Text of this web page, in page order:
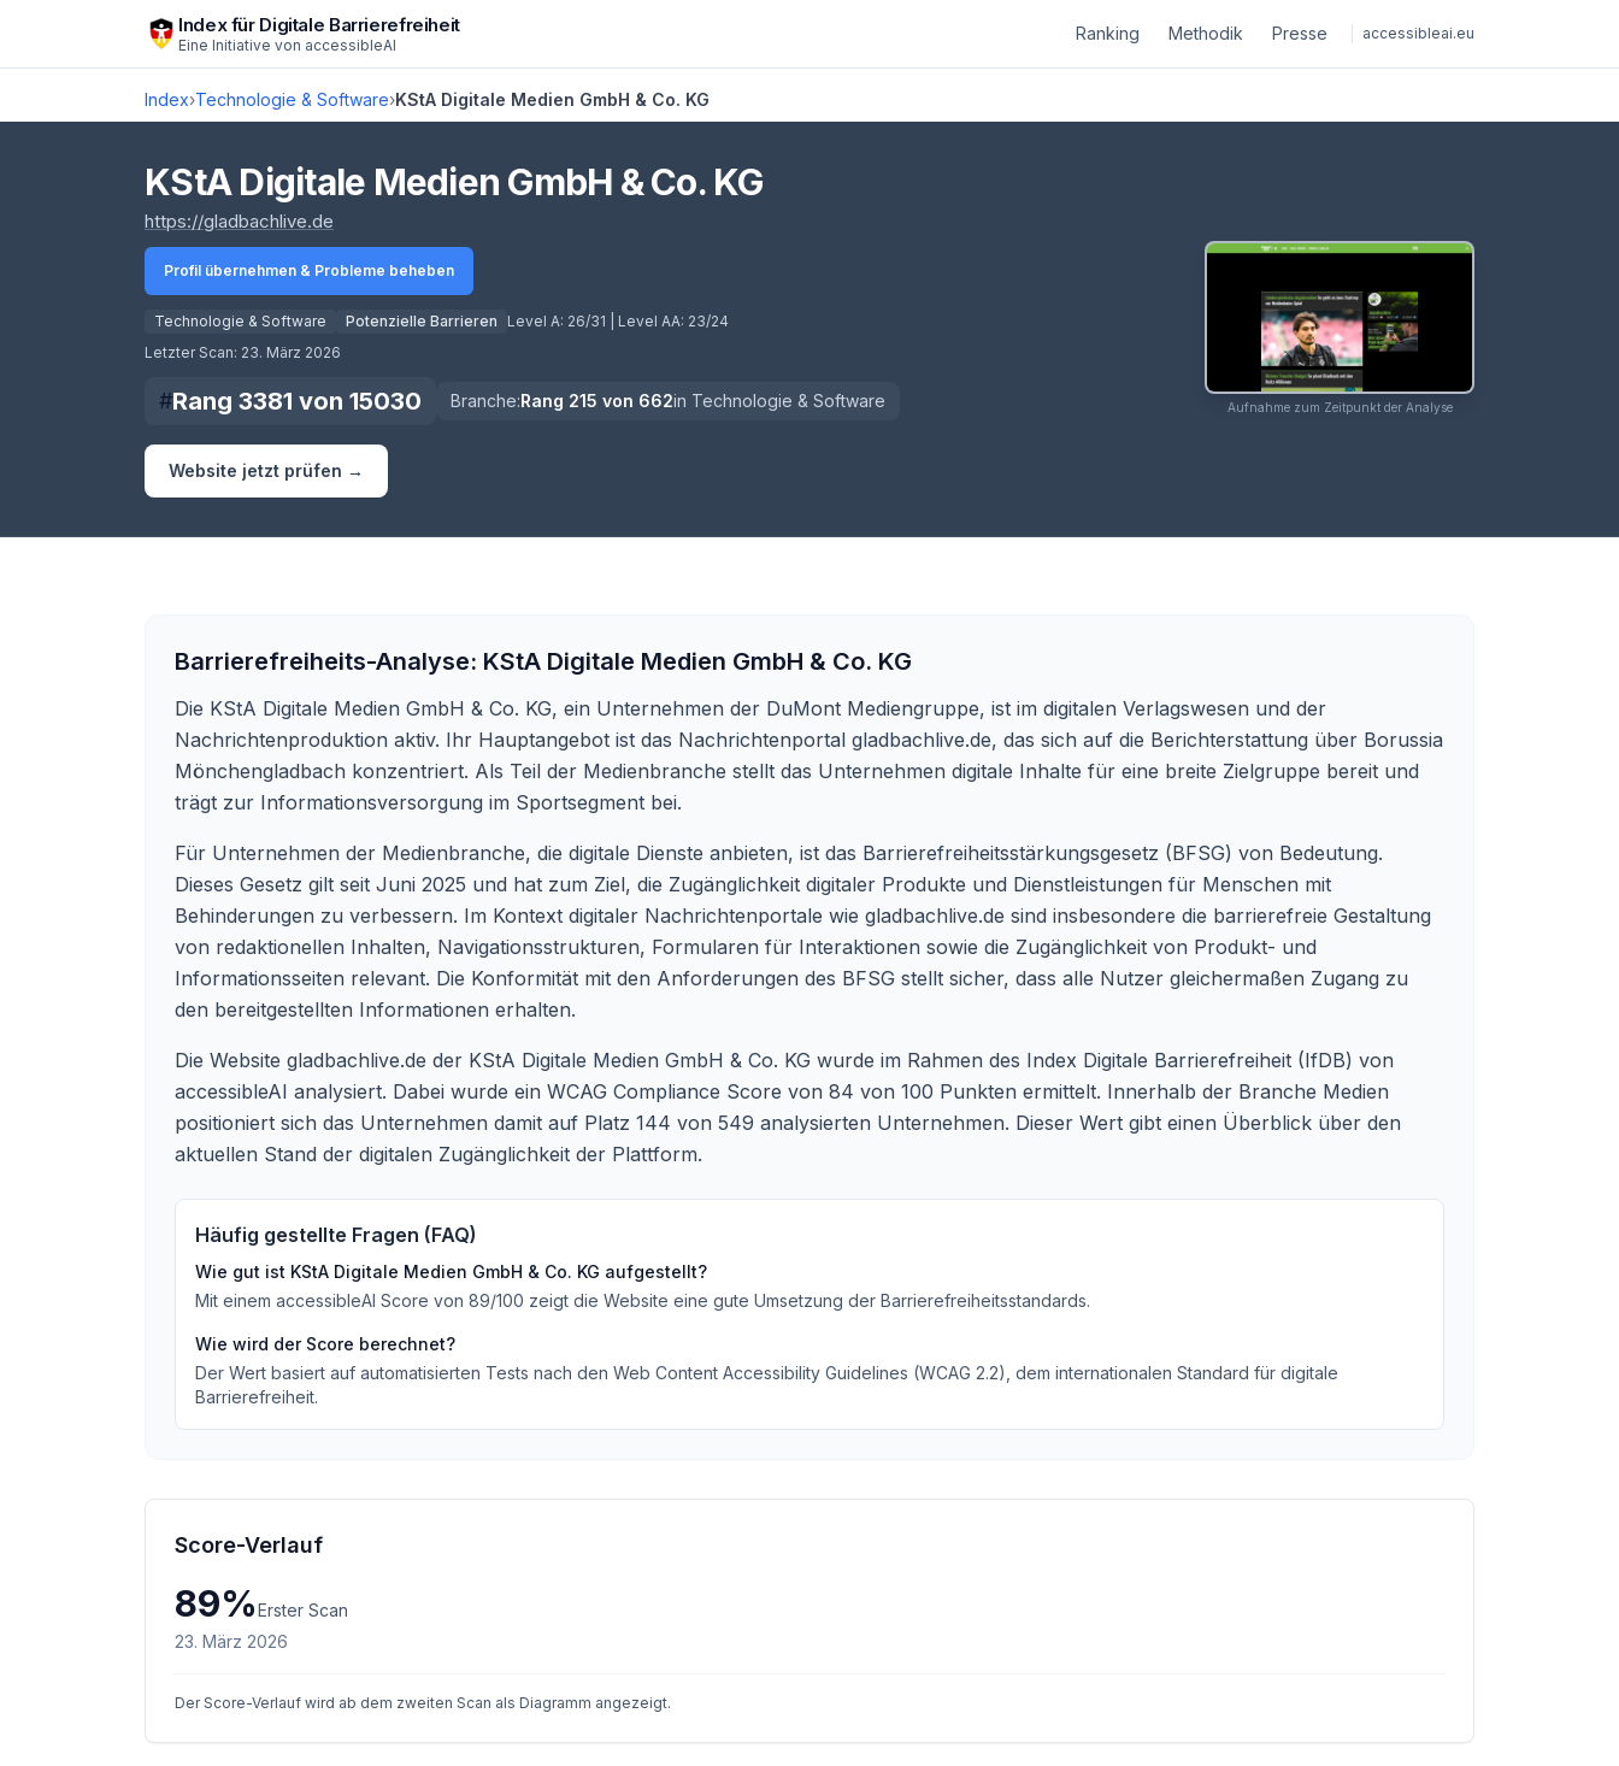
Zum Hauptinhalt springenIndex für Digitale Barrierefreiheit
Eine Initiative von accessibleAI
Ranking Methodik Presse accessibleai.eu
Index›Technologie & Software›KStA Digitale Medien GmbH & Co. KG
Score lädt
KStA Digitale Medien GmbH & Co. KG
https://gladbachlive.de
Profil übernehmen & Probleme beheben
Technologie & Software Potenzielle Barrieren Level A: 26/31 | Level AA: 23/24
Letzter Scan: 23. März 2026
#Rang 3381 von 15030 Branche:Rang 215 von 662in Technologie & Software
Website jetzt prüfen →
Aufnahme zum Zeitpunkt der Analyse
Barrierefreiheits-Analyse: KStA Digitale Medien GmbH & Co. KG
Die KStA Digitale Medien GmbH & Co. KG, ein Unternehmen der DuMont Mediengruppe, ist im digitalen Verlagswesen und der
Nachrichtenproduktion aktiv. Ihr Hauptangebot ist das Nachrichtenportal gladbachlive.de, das sich auf die Berichterstattung über Borussia
Mönchengladbach konzentriert. Als Teil der Medienbranche stellt das Unternehmen digitale Inhalte für eine breite Zielgruppe bereit und
trägt zur Informationsversorgung im Sportsegment bei.
Für Unternehmen der Medienbranche, die digitale Dienste anbieten, ist das Barrierefreiheitsstärkungsgesetz (BFSG) von Bedeutung.
Dieses Gesetz gilt seit Juni 2025 und hat zum Ziel, die Zugänglichkeit digitaler Produkte und Dienstleistungen für Menschen mit
Behinderungen zu verbessern. Im Kontext digitaler Nachrichtenportale wie gladbachlive.de sind insbesondere die barrierefreie Gestaltung
von redaktionellen Inhalten, Navigationsstrukturen, Formularen für Interaktionen sowie die Zugänglichkeit von Produkt- und
Informationsseiten relevant. Die Konformität mit den Anforderungen des BFSG stellt sicher, dass alle Nutzer gleichermaßen Zugang zu
den bereitgestellten Informationen erhalten.
Die Website gladbachlive.de der KStA Digitale Medien GmbH & Co. KG wurde im Rahmen des Index Digitale Barrierefreiheit (IfDB) von
accessibleAI analysiert. Dabei wurde ein WCAG Compliance Score von 84 von 100 Punkten ermittelt. Innerhalb der Branche Medien
positioniert sich das Unternehmen damit auf Platz 144 von 549 analysierten Unternehmen. Dieser Wert gibt einen Überblick über den
aktuellen Stand der digitalen Zugänglichkeit der Plattform.
Häufig gestellte Fragen (FAQ)
Wie gut ist KStA Digitale Medien GmbH & Co. KG aufgestellt?
Mit einem accessibleAI Score von 89/100 zeigt die Website eine gute Umsetzung der Barrierefreiheitsstandards.
Wie wird der Score berechnet?
Der Wert basiert auf automatisierten Tests nach den Web Content Accessibility Guidelines (WCAG 2.2), dem internationalen Standard für digitale
Barrierefreiheit.
Score-Verlauf
89%Erster Scan
23. März 2026
Der Score-Verlauf wird ab dem zweiten Scan als Diagramm angezeigt.